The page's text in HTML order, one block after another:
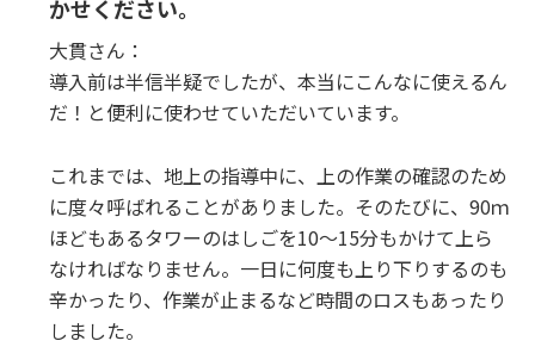
かせください。
大貫さん：
導入前は半信半疑でしたが、本当にこんなに使えるん
だ！と便利に使わせていただいています。
これまでは、地上の指導中に、上の作業の確認のため
に度々呼ばれることがありました。そのたびに、90ｍ
ほどもあるタワーのはしごを10～15分もかけて上ら
なければなりません。一日に何度も上り下りするのも
辛かったり、作業が止まるなど時間のロスもあったり
しました。